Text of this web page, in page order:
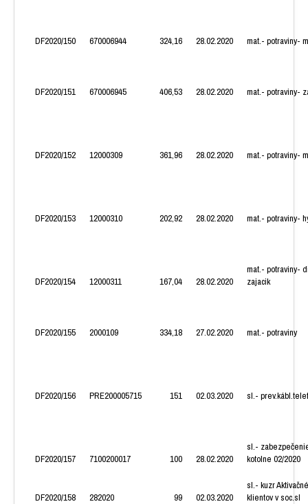
DF2020/150 670006944 324,16 28.02.2020 mat.- potraviny-
DF2020/151 670006945 406,53 28.02.2020 mat.- potraviny-
DF2020/152 12000309 361,96 28.02.2020 mat.- potraviny-
DF2020/153 12000310 202,92 28.02.2020 mat.- potraviny-
DF2020/154 12000311 167,04 28.02.2020
mat.- potraviny-
zajacik
DF2020/155 2000109 334,18 27.02.2020 mat.- potraviny
DF2020/156 PRE200005715 151 02.03.2020 sl.-
DF2020/157 7100200017 100 28.02.2020
sl.-
kotolne 02/2020
DF2020/158 282020 99 02.03.2020
sl.- kuzr
klientov v soc.sl